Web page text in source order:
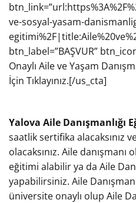
ve-sosyal-yasam-
btn_label=”BAŞVUR”
Onaylı Aile ve Yaşam
İçin Tıklayınız.[/us_cta]
Yalova Aile Danışmanlığı
saatlik sertifika alacaksınız
olacaksınız. Aile danışmanı
eğitimi alabilir ya da Aile
yapabilirsiniz. Aile
üniversite onaylı olup Aile